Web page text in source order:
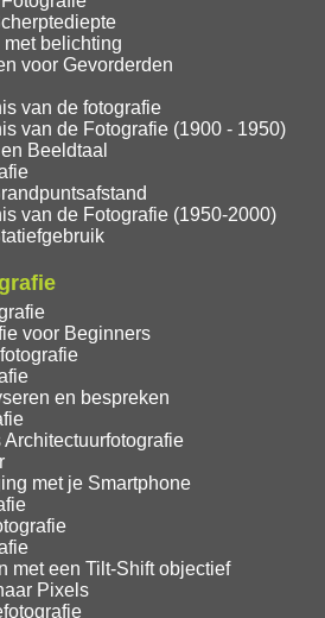
belichting
voor Gevorderden
van de fotografie
van de Fotografie (1900 - 1950)
Beeldtaal
van de Fotografie (1950-2000)
voor Beginners
en bespreken
met je Smartphone
met een Tilt-Shift objectief
Pixels